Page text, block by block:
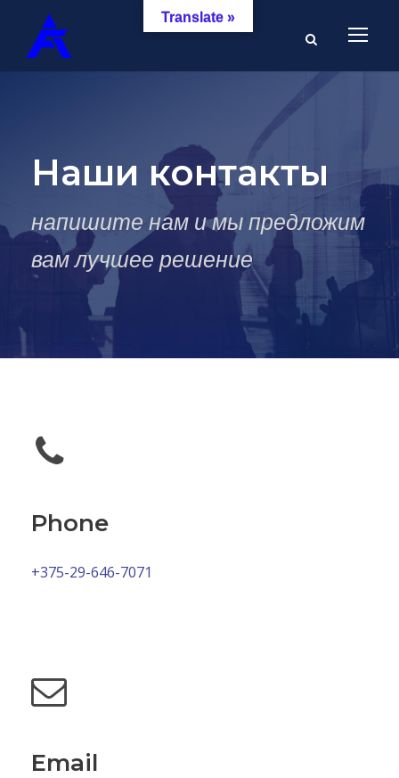
Наши контакты
напишите нам и мы предложим
вам лучшее решение
Phone
+375-29-646-7071
Email
Translate »